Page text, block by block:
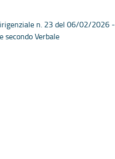
n. 23 del 06/02/2026 -
secondo Verbale